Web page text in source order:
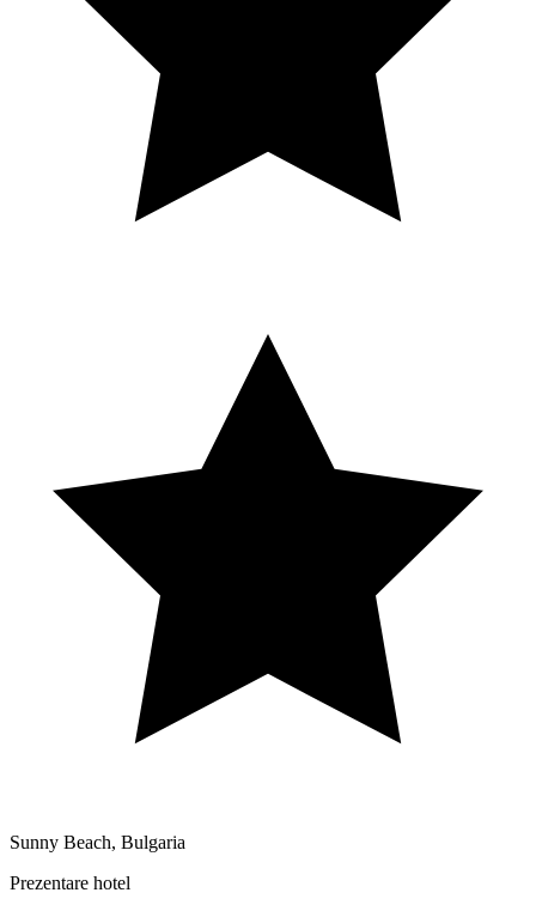
Sunny Beach, Bulgaria
Prezentare hotel